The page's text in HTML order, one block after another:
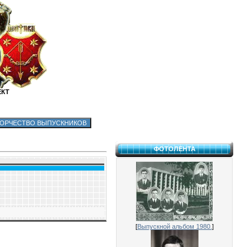
ФОТОЛЕНТА
[Выпускной альбом 1980. ]